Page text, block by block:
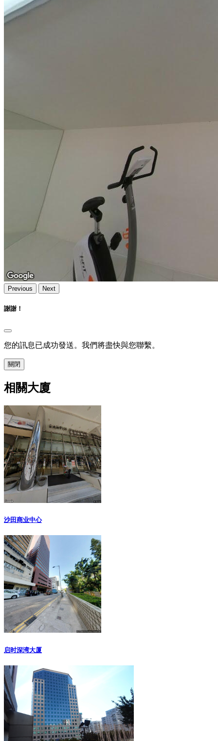
Previous Next
謝謝！
您的訊息已成功發送。我們將盡快與您聯繫。
關閉
相關大廈
沙田商业中心
启时深湾大厦